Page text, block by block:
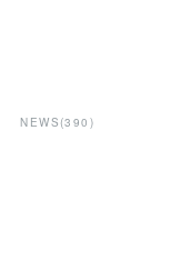
NEWS (390 )